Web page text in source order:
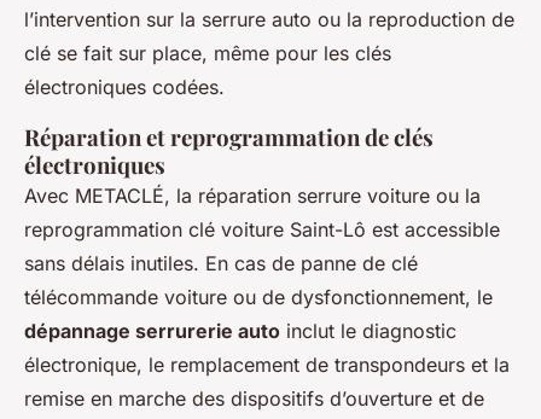
l’intervention sur la serrure auto ou la reproduction de
clé se fait sur place, même pour les clés
électroniques codées.
Réparation et reprogrammation de clés
électroniques
Avec METACLÉ, la réparation serrure voiture ou la
reprogrammation clé voiture Saint-Lô est accessible
sans délais inutiles. En cas de panne de clé
télécommande voiture ou de dysfonctionnement, le
dépannage serrurerie auto inclut le diagnostic
électronique, le remplacement de transpondeurs et la
remise en marche des dispositifs d’ouverture et de